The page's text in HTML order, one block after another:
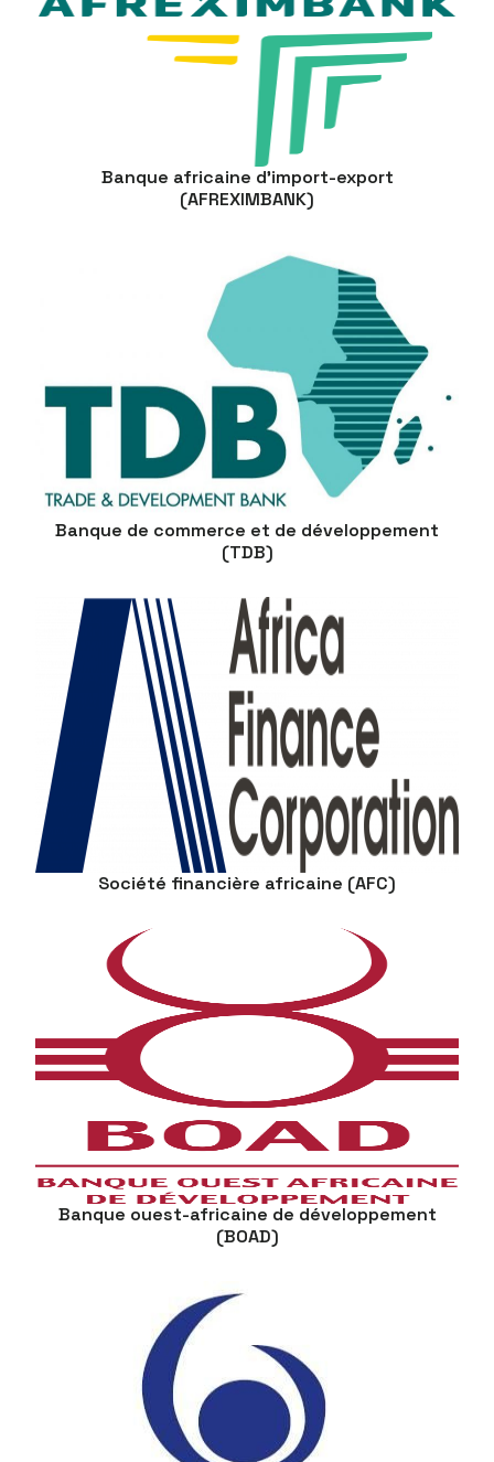
Banque africaine d’import-export
(AFREXIMBANK)
Banque de commerce et de développement
(TDB)
Société financière africaine (AFC)
Banque ouest-africaine de développement
(BOAD)